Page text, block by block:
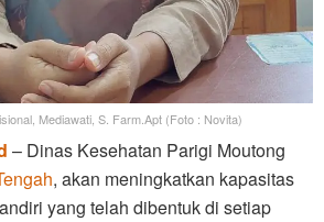
Mediawati, S. Farm.Apt (Foto : Novita)
– Dinas Kesehatan Parigi Moutong
, akan meningkatkan kapasitas
yang telah dibentuk di setiap